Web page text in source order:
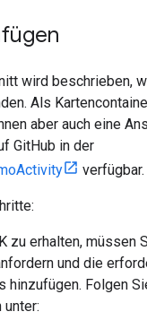
wird beschrieben,
Als
aber auch eine
GitHub in der
verfügbar.
zu erhalten, müssen
und die
hinzufügen. Folgen
unter: